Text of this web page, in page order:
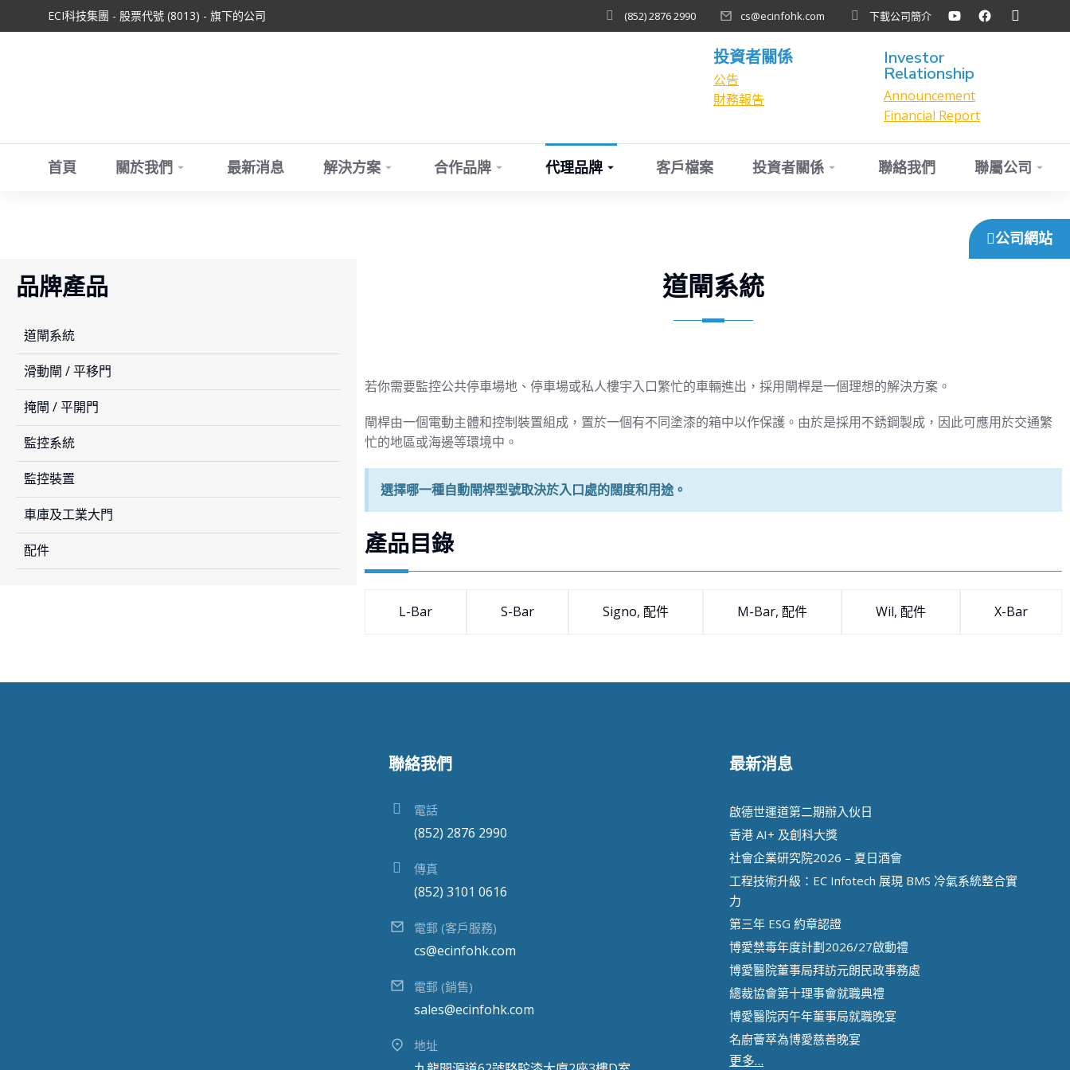
ECI科技集團 - 股票代號 (8013) - 旗下的公司 (852) 2876 2990 cs@ecinfohk.com 下載公司簡介
投資者關係
公告
財務報告
Investor
Relationship
Announcement
Financial Report
首頁 關於我們 最新消息 解決方案 合作品牌 代理品牌 客戶檔案 投資者關係 聯絡我們 聯屬公司
公司網站
品牌產品
道閘系統
滑動閘 / 平移門
掩閘 / 平開門
監控系統
監控裝置
車庫及工業大門
配件
道閘系統
若你需要監控公共停車場地、停車場或私人樓宇入口繁忙的車輛進出，採用閘桿是一個理想的解決方案。
閘桿由一個電動主體和控制裝置組成，置於一個有不同塗漆的箱中以作保護。由於是採用不銹鋼製成，因此可應用於交通繁
忙的地區或海邊等環境中。
選擇哪一種自動閘桿型號取決於入口處的闊度和用途。
產品目錄
L-Bar S-Bar Signo, 配件 M-Bar, 配件 Wil, 配件 X-Bar
聯絡我們
電話
(852) 2876 2990
傳真
(852) 3101 0616
電郵 (客戶服務)
cs@ecinfohk.com
電郵 (銷售)
sales@ecinfohk.com
地址
最新消息
啟德世運道第二期辦⼊伙⽇
香港 AI+ 及創科⼤獎
社會企業研究院2026 – 夏日酒會
工程技術升級：EC Infotech 展現 BMS 冷氣系統整合實
力
第三年 ESG 約章認證
博愛禁毒年度計劃2026/27啟動禮
博愛醫院董事局拜訪元朗民政事務處
總裁協會第十理事會就職典禮
博愛醫院丙午年董事局就職晚宴
名廚薈萃為博愛慈善晚宴
更多…